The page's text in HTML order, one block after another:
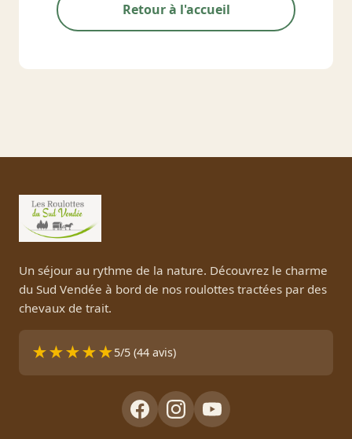
Retour à l'accueil
Un séjour au rythme de la nature. Découvrez le charme
du Sud Vendée à bord de nos roulottes tractées par des
chevaux de trait.
★★★★★5/5 (44 avis)